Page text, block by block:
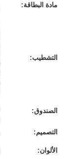
مادة البطاقة:
التشطيب:
الصندوق:
التصميم:
الألوان: